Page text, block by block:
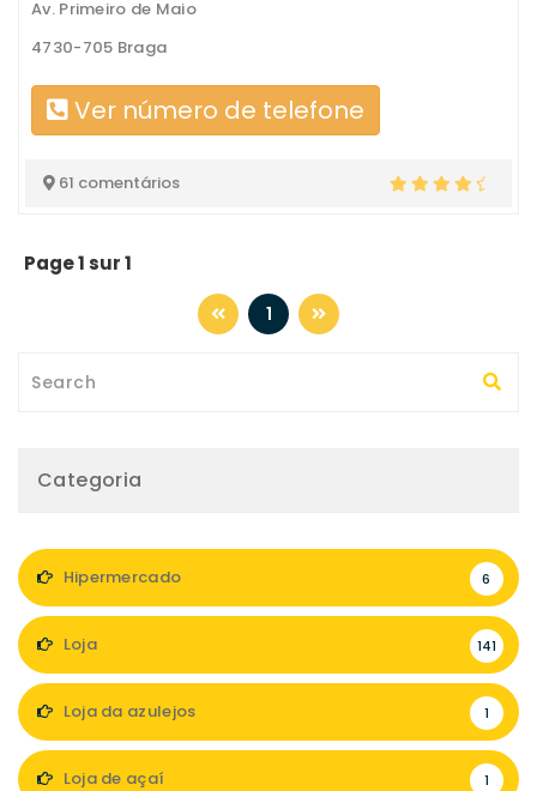
Av. Primeiro de Maio
4730-705 Braga
Ver número de telefone
61 comentários
Page 1 sur 1
1
Categoria
Hipermercado 6
Loja 141
Loja da azulejos 1
Loja de açaí 1